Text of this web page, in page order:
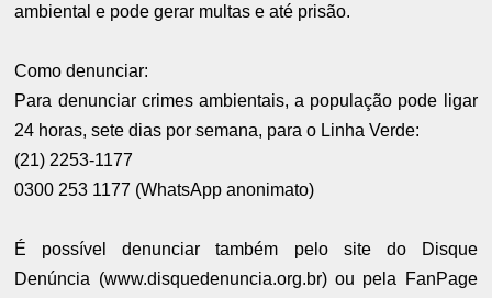
ambiental e pode gerar multas e até prisão.
Como denunciar:
Para denunciar crimes ambientais, a população pode ligar
24 horas, sete dias por semana, para o Linha Verde:
(21) 2253-1177
0300 253 1177 (WhatsApp anonimato)
É possível denunciar também pelo site do Disque
Denúncia (www.disquedenuncia.org.br) ou pela FanPage